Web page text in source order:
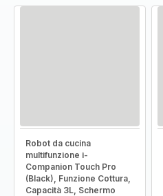
Robot da cucina
multifunzione i-
Companion Touch Pro
(Black), Funzione Cottura,
Capacità 3L, Schermo